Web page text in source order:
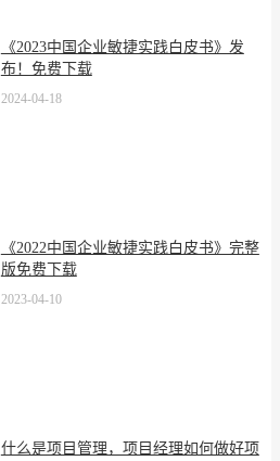
《2023中国企业敏捷实践白皮书》发
布！免费下载
2024-04-18
《2022中国企业敏捷实践白皮书》完整
版免费下载
2023-04-10
什么是项目管理，项目经理如何做好项